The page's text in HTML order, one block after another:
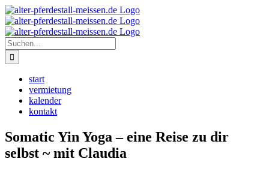
Zum
Inhalt
springen
Instagram
Suche
nach:
start
vermietung
kalender
kontakt
Somatic Yin Yoga – eine Reise zu dir
selbst ~ mit Claudia